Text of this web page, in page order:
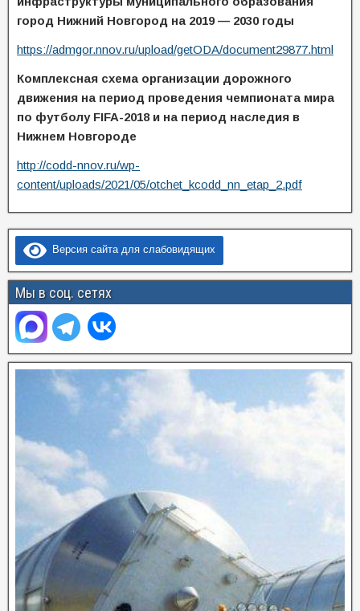
город Нижний Новгород на 2019 — 2030 годы
https://admgor.nnov.ru/upload/getODA/document29877.html
Комплексная схема организации дорожного
движения на период проведения чемпионата мира
по футболу FIFA-2018 и на период наследия в
Нижнем Новгороде
http://codd-nnov.ru/wp-
content/uploads/2021/05/otchet_kcodd_nn_etap_2.pdf
Версия сайта для слабовидящих
Мы в соц. сетях